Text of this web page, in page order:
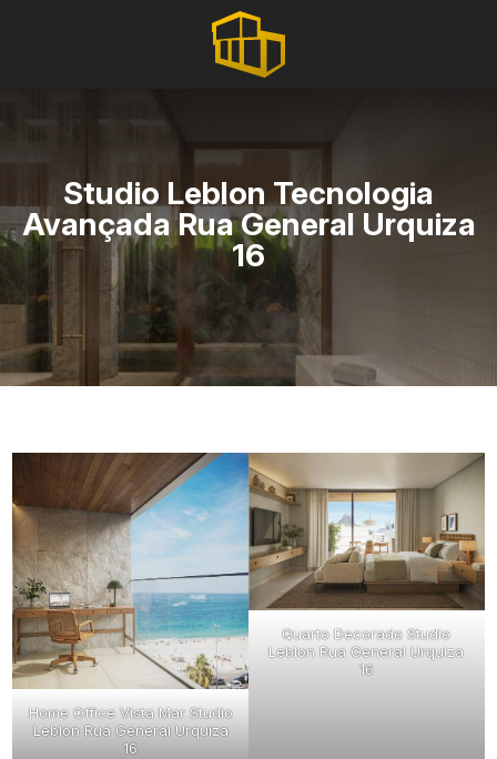
Studio Leblon Tecnologia
Avançada Rua General Urquiza
16
Home Office Vista Mar Studio
Leblon Rua General Urquiza
16
Quarto Decorado Studio
Leblon Rua General Urquiza
16